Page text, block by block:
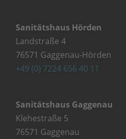
Sanitätshaus Hörden
Landstraße 4
76571 Gaggenau-Hörden
+49 (0) 7224 656 40 11
Sanitätshaus Gaggenau
Klehestraße 5
76571 Gaggenau